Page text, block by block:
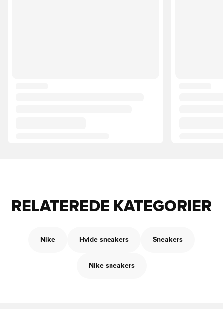
RELATEREDE KATEGORIER
Nike Hvide sneakers Sneakers
Nike sneakers